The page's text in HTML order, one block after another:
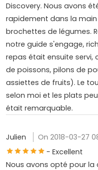
Discovery. Nous avons
rapidement dans la
brochettes de légumes.
notre guide s'engage,
repas était ensuite
de poissons, pilons de
assiettes de fruits). Le
selon moi et les plats
était remarquable.
Julien
On 2018-03-27
- Excellent
Nous avons opté pour la